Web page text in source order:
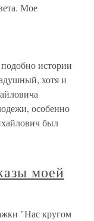
Мое
истории
хотя и
особенно
был
моей
"Нас кругом